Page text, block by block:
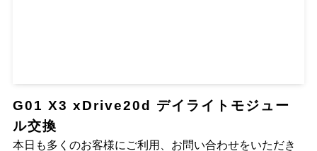
G01 X3 xDrive20d デイライトモジュー
ル交換
本日も多くのお客様にご利用、お問い合わせをいただき